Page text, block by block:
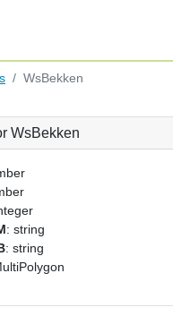
WsBekken
WsBekken
: string
: string